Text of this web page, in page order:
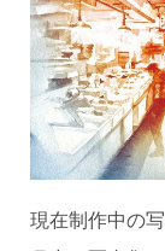
現在制作中の